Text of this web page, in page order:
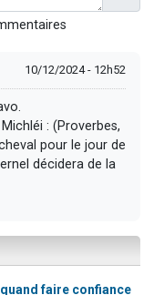
10/12/2024 - 12h52
: (Proverbes,
pour le jour de
décidera de la
faire confiance